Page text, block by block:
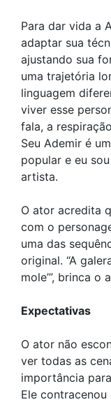
Para dar vida a
adaptar sua
ajustando sua
uma trajetória
linguagem
viver esse
fala, a
Seu Ademir é
popular e eu
artista.
O ator acredita
com o
uma das
original. “A
mole’”, brinca o
Expectativas
O ator não
ver todas as
importância
Ele